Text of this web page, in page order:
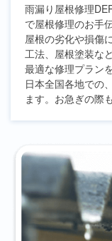
雨漏り屋根修理
で屋根修理のお手
屋根の劣化や損傷
工法、屋根塗装な
最適な修理プラン
日本全国各地での
ます。お急ぎの際